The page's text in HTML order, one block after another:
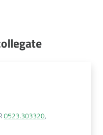
0523.303320,